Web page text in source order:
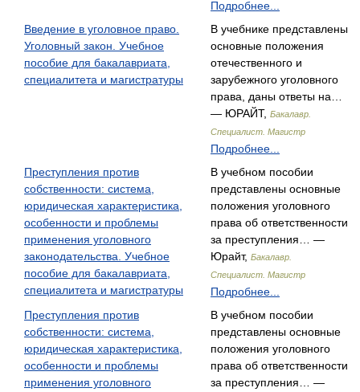
Подробнее...
Введение в уголовное право.
Уголовный закон. Учебное
пособие для бакалавриата,
специалитета и магистратуры
В учебнике представлены
основные положения
отечественного и
зарубежного уголовного
права, даны ответы на…
— ЮРАЙТ, Бакалавр.
Специалист. Магистр
Подробнее...
Преступления против
собственности: система,
юридическая характеристика,
особенности и проблемы
применения уголовного
законодательства. Учебное
пособие для бакалавриата,
специалитета и магистратуры
В учебном пособии
представлены основные
положения уголовного
права об ответственности
за преступления… —
Юрайт, Бакалавр.
Специалист. Магистр
Подробнее...
Преступления против
собственности: система,
юридическая характеристика,
особенности и проблемы
применения уголовного
В учебном пособии
представлены основные
положения уголовного
права об ответственности
за преступления… —